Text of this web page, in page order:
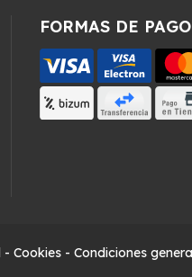
FORMAS DE PAGO
- Cookies - Condiciones